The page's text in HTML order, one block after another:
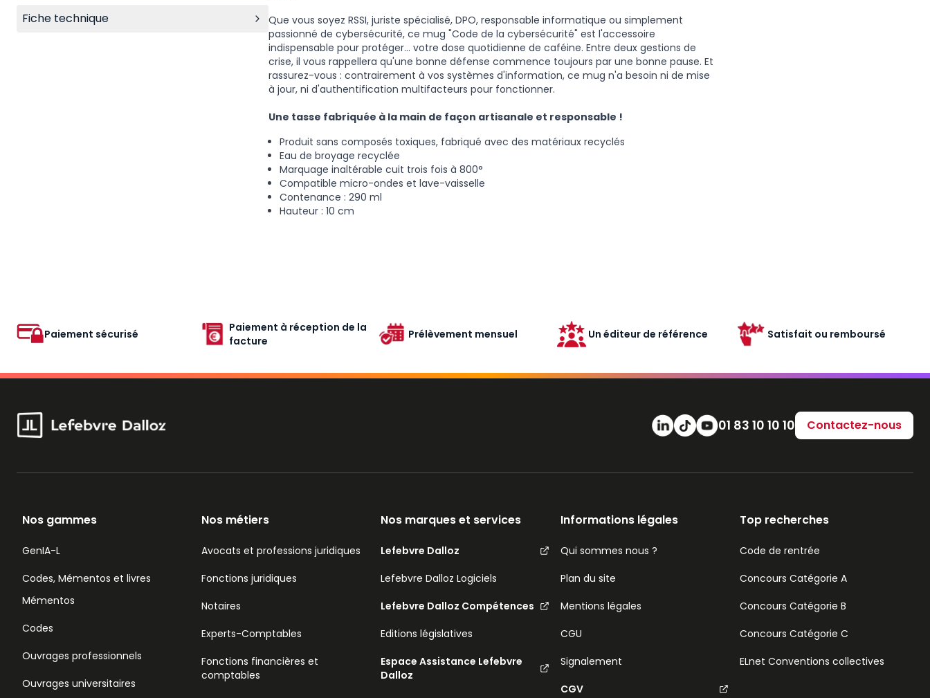
Fiche technique
Que vous soyez RSSI, juriste spécialisé, DPO, responsable informatique ou simplement
passionné de cybersécurité, ce mug "Code de la cybersécurité" est l'accessoire
indispensable pour protéger… votre dose quotidienne de caféine. Entre deux gestions de
crise, il vous rappellera qu'une bonne défense commence toujours par une bonne pause. Et
rassurez-vous : contrairement à vos systèmes d'information, ce mug n'a besoin ni de mise
à jour, ni d'authentification multifacteurs pour fonctionner.
Une tasse fabriquée à la main de façon artisanale et responsable !
Produit sans composés toxiques, fabriqué avec des matériaux recyclés
Eau de broyage recyclée
Marquage inaltérable cuit trois fois à 800°
Compatible micro-ondes et lave-vaisselle
Contenance : 290 ml
Hauteur : 10 cm
Paiement sécurisé
Paiement à réception de la
facture
Prélèvement mensuel Un éditeur de référence Satisfait ou remboursé
Numéro de téléphone
01 83 10 10 10 Contactez-nous
Nos gammes
GenIA-L
Codes, Mémentos et livres
Mémentos
Codes
Ouvrages professionnels
Ouvrages universitaires
Nos métiers
Avocats et professions juridiques
Fonctions juridiques
Notaires
Experts-Comptables
Fonctions financières et
comptables
Nos marques et services
Lefebvre Dalloz
Lefebvre Dalloz Logiciels
Lefebvre Dalloz Compétences
Editions législatives
Espace Assistance Lefebvre
Dalloz
Informations légales
Qui sommes nous ?
Plan du site
Mentions légales
CGU
Signalement
CGV
Top recherches
Code de rentrée
Concours Catégorie A
Concours Catégorie B
Concours Catégorie C
ELnet Conventions collectives